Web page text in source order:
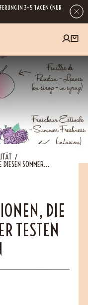
IN 3–5 TAGEN (NUR
DIESEN SOMMER...
DIE
TESTEN
Zugang zu unseren
über unsere
eine Abmeldung